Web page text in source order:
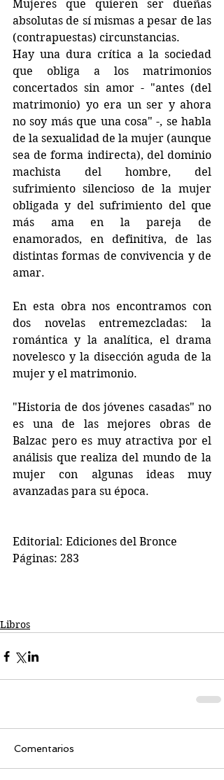
Mujeres que quieren ser dueñas
absolutas de sí mismas a pesar de las
(contrapuestas) circunstancias.
Hay una dura crítica a la sociedad
que obliga a los matrimonios
concertados sin amor - "antes (del
matrimonio) yo era un ser y ahora
no soy más que una cosa" -, se habla
de la sexualidad de la mujer (aunque
sea de forma indirecta), del dominio
machista del hombre, del
sufrimiento silencioso de la mujer
obligada y del sufrimiento del que
más ama en la pareja de
enamorados, en definitiva, de las
distintas formas de convivencia y de
amar.
En esta obra nos encontramos con
dos novelas entremezcladas: la
romántica y la analítica, el drama
novelesco y la disección aguda de la
mujer y el matrimonio.
"Historia de dos jóvenes casadas" no
es una de las mejores obras de
Balzac pero es muy atractiva por el
análisis que realiza del mundo de la
mujer con algunas ideas muy
avanzadas para su época.
Editorial: Ediciones del Bronce
Páginas: 283
Libros
Comentarios